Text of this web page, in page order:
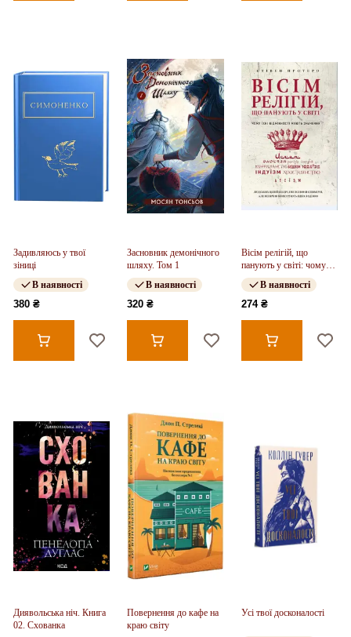
Задивляюсь у твої
зіниці
В наявності
380 ₴
Засновник демонічного
шляху. Том 1
В наявності
320 ₴
Вісім релігій, що
панують у світі: чому
їхні відмінності мають
значенняВ наявності
274 ₴
Диявольська ніч. Книга
02. Схованка
Повернення до кафе на
краю світу
Усі твої досконалості